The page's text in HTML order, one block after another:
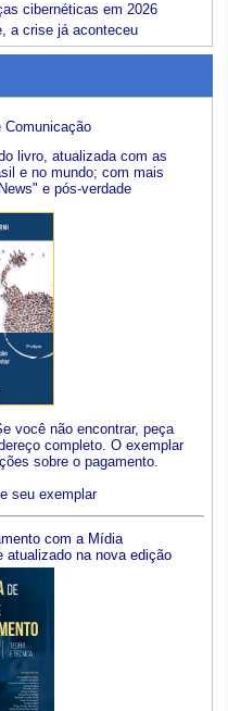
cibernéticas em 2026
a crise já aconteceu
livro, atualizada com as
e no mundo; com mais
e pós-verdade
você não encontrar, peça
completo. O exemplar
sobre o pagamento.
seu exemplar
com a Mídia
atualizado na nova edição